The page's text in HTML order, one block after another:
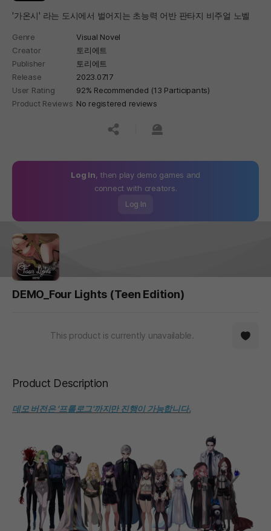
'가온시' 라는 도시에서 벌어지는 초능력 어반 판타지 비주얼 노벨
Genre
Visual Novel
Creator
토리에트
Publisher
토리에트
Release
2023.07.17
User Rating
92% Recommended (13 Participants)
Product Reviews No registered reviews
공유하기신고하기
Log In, then play demo games and
connect with creators.
Log In
DEMO_Four Lights (Teen Edition)
This product is currently unavailable.
Product Description
데모 버전은 '프롤로그'까지만 진행이 가능합니다.